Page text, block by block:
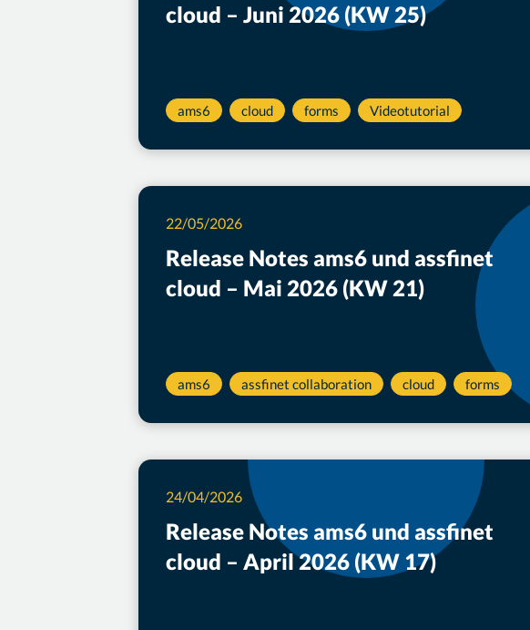
cloud – Juni 2026 (KW 25)
ams6 cloud forms Videotutorial
Release Notes ams6 und assfinet
cloud – Mai 2026 (KW 21)
22/05/2026
ams6 assfinet collaboration cloud forms
Release Notes ams6 und assfinet
cloud – April 2026 (KW 17)
24/04/2026